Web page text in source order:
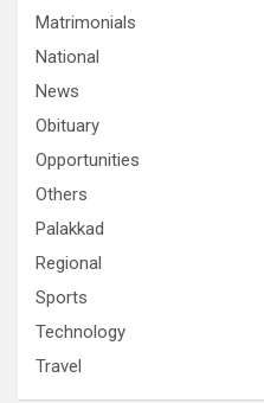
Matrimonials
National
News
Obituary
Opportunities
Others
Palakkad
Regional
Sports
Technology
Travel